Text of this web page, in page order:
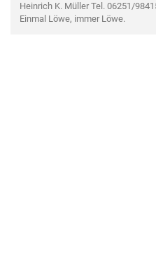
Heinrich K. Müller Tel. 06251/
Einmal Löwe, immer Löwe.